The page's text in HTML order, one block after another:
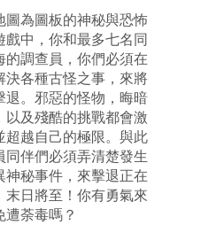
為圖板的神秘與恐怖
戲中，你和最多七名同
調查員，你們必須在
決各種古怪之事，來將
退。邪惡的怪物，晦暗
及殘酷的挑戰都會激
超越自己的極限。與此
同伴們必須弄清楚發生
秘事件，來擊退正在
日將至！你有勇氣來
荼毒嗎？